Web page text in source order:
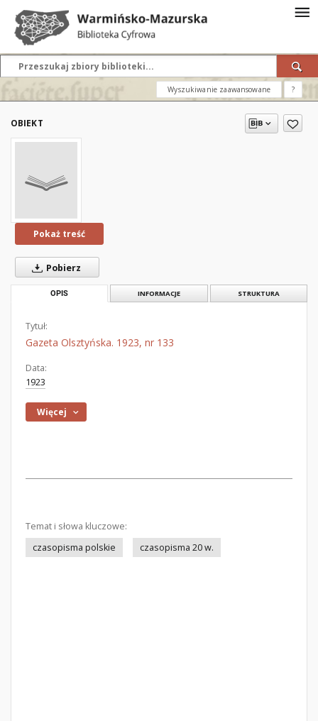
Wyszukiwanie zaawansowane ?
OBIEKT
Pokaż treść
Pobierz
OPIS INFORMACJE STRUKTURA
Tytuł:
Gazeta Olsztyńska. 1923, nr 133
Data:
1923
Więcej
Temat i słowa kluczowe:
czasopisma polskie
czasopisma 20 w.